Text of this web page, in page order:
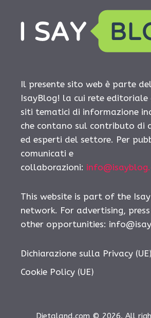
Il presente sito web è parte
IsayBlog! la cui rete editoriale
siti tematici di informazione
che contano sul contributo di
ed esperti del settore. Per
comunicati e
collaborazioni:
This website is part of the
network. For advertising,
other opportunities:
Dichiarazione sulla Privacy (UE)
Cookie Policy (UE)
Dietaland.com © 2026. All